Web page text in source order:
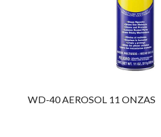
WD-40 AEROSOL 11 ONZAS